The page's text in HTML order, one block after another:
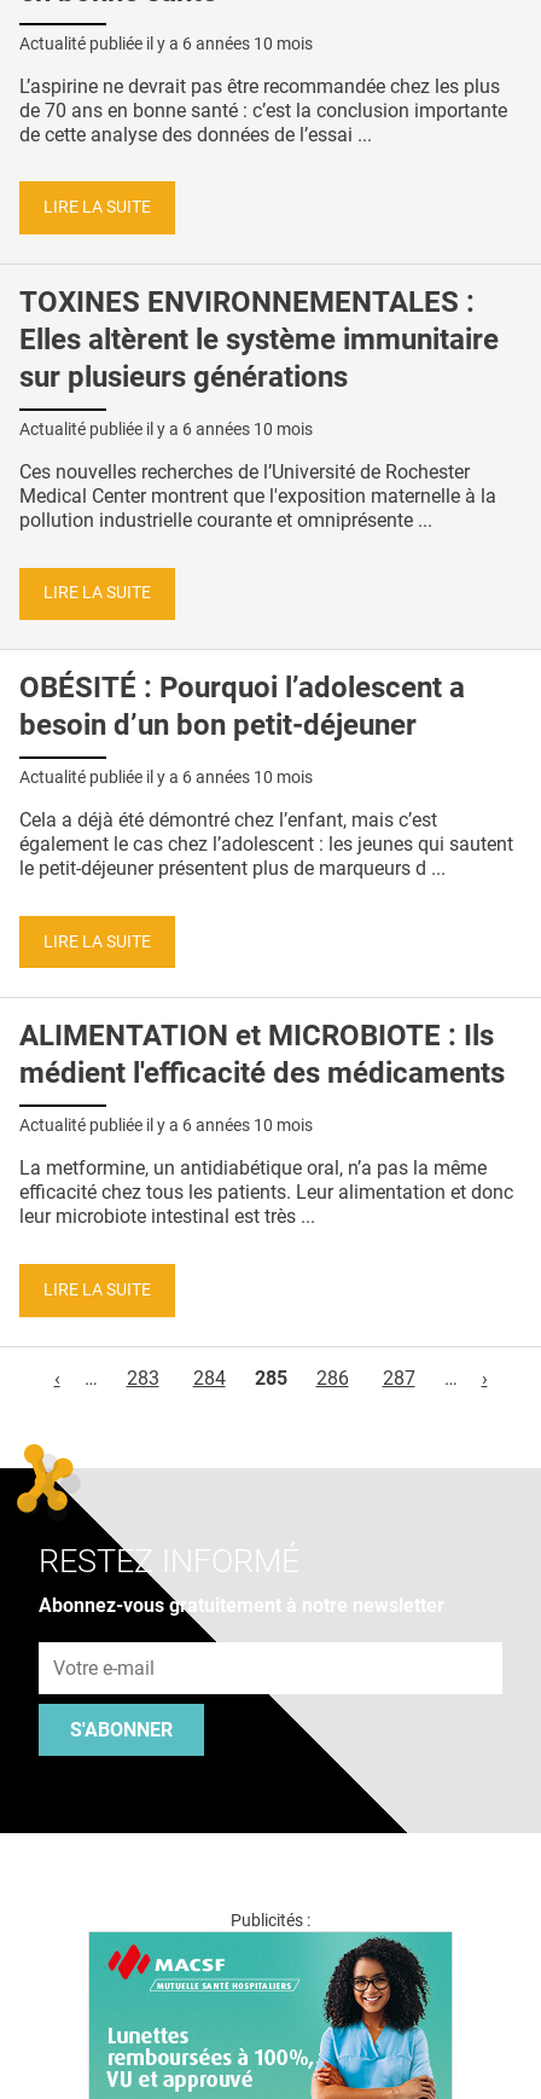
Actualité publiée il y a 6 années 10 mois
L’aspirine ne devrait pas être recommandée chez les plus
de 70 ans en bonne santé : c’est la conclusion importante
de cette analyse des données de l’essai ...
LIRE LA SUITE
TOXINES ENVIRONNEMENTALES :
Elles altèrent le système immunitaire
sur plusieurs générations
Actualité publiée il y a 6 années 10 mois
Ces nouvelles recherches de l’Université de Rochester
Medical Center montrent que l'exposition maternelle à la
pollution industrielle courante et omniprésente ...
LIRE LA SUITE
OBÉSITÉ : Pourquoi l’adolescent a
besoin d’un bon petit-déjeuner
Actualité publiée il y a 6 années 10 mois
Cela a déjà été démontré chez l’enfant, mais c’est
également le cas chez l’adolescent : les jeunes qui sautent
le petit-déjeuner présentent plus de marqueurs d ...
LIRE LA SUITE
ALIMENTATION et MICROBIOTE : Ils
médient l'efficacité des médicaments
Actualité publiée il y a 6 années 10 mois
La metformine, un antidiabétique oral, n’a pas la même
efficacité chez tous les patients. Leur alimentation et donc
leur microbiote intestinal est très ...
LIRE LA SUITE
‹
… 283 284 285 286 287 … ›
RESTEZ INFORMÉ
Abonnez-vous gratuitement à notre newsletter
S'ABONNER
Publicités :